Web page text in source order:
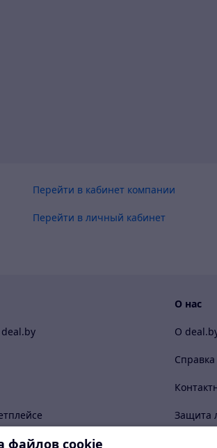
Перейти в кабинет компании
Перейти в личный кабинет
О нас
О
Справка
Защита
файлов cookie